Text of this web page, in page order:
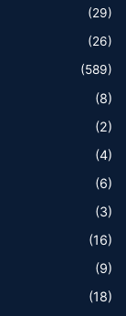
(29)
(26)
(589)
(8)
(2)
(4)
(6)
(3)
(16)
(9)
(18)